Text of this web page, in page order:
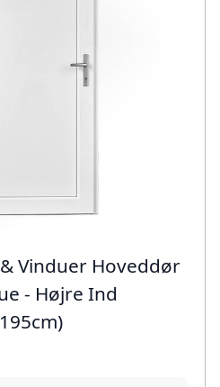
Vinduer Hoveddør
- Højre Ind